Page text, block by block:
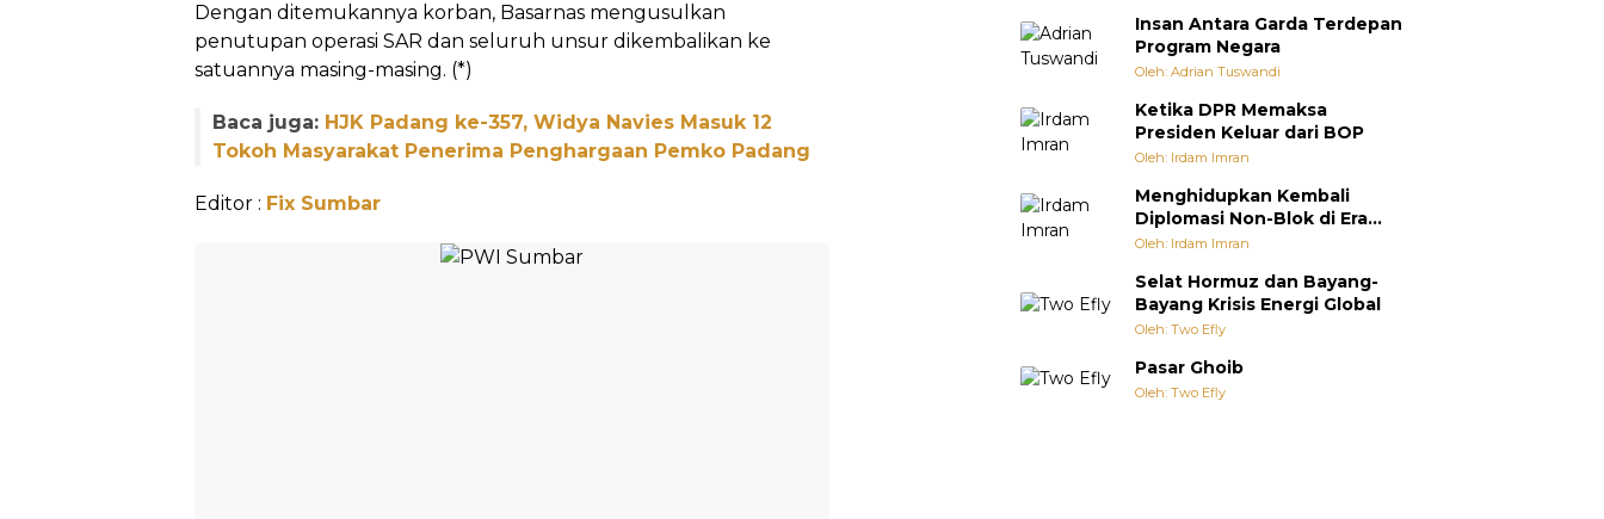
Dengan ditemukannya korban, Basarnas mengusulkan
penutupan operasi SAR dan seluruh unsur dikembalikan ke
satuannya masing-masing. (*)
Baca juga: HJK Padang ke-357, Widya Navies Masuk 12
Tokoh Masyarakat Penerima Penghargaan Pemko Padang
Editor : Fix Sumbar
Insan Antara Garda Terdepan
Program Negara
Oleh: Adrian Tuswandi
Ketika DPR Memaksa
Presiden Keluar dari BOP
Oleh: Irdam Imran
Menghidupkan Kembali
Diplomasi Non-Blok di Era
Multipolar
Oleh: Irdam Imran
Selat Hormuz dan Bayang-
Bayang Krisis Energi Global
Oleh: Two Efly
Pasar Ghoib
Oleh: Two Efly